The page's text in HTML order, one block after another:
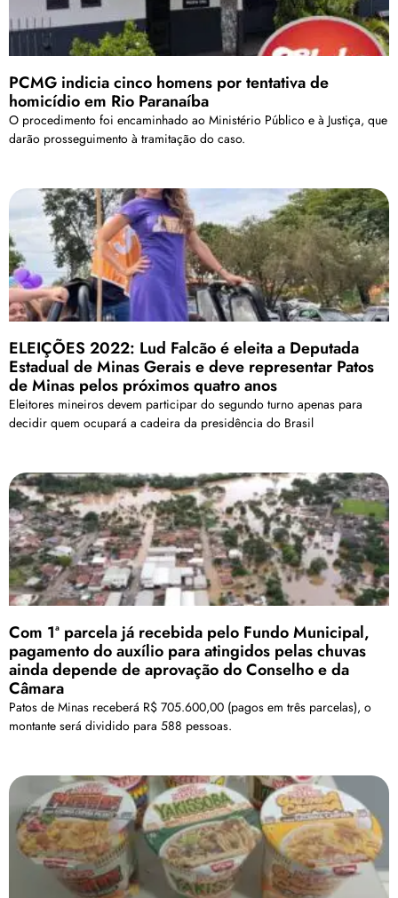
PCMG indicia cinco homens por tentativa de
homicídio em Rio Paranaíba
O procedimento foi encaminhado ao Ministério Público e à Justiça, que
darão prosseguimento à tramitação do caso.
ELEIÇÕES 2022: Lud Falcão é eleita a Deputada
Estadual de Minas Gerais e deve representar Patos
de Minas pelos próximos quatro anos
Eleitores mineiros devem participar do segundo turno apenas para
decidir quem ocupará a cadeira da presidência do Brasil
Com 1ª parcela já recebida pelo Fundo Municipal,
pagamento do auxílio para atingidos pelas chuvas
ainda depende de aprovação do Conselho e da
Câmara
Patos de Minas receberá R$ 705.600,00 (pagos em três parcelas), o
montante será dividido para 588 pessoas.